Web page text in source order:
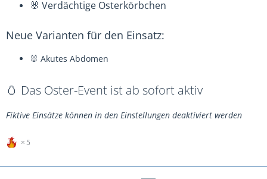
🐰 Verdächtige Osterkörbchen
Neue Varianten für den Einsatz:
🐰 Akutes Abdomen
🥚 Das Oster-Event ist ab sofort aktiv
Fiktive Einsätze können in den Einstellungen deaktiviert werden
5